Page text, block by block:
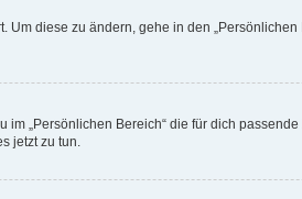
diese zu ändern, gehe in den
„Persönlichen Bereich“ die für dich
jetzt zu tun.